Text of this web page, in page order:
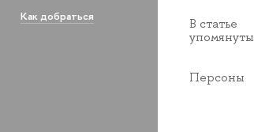
Как добраться
В статье
упомянуты
Персоны